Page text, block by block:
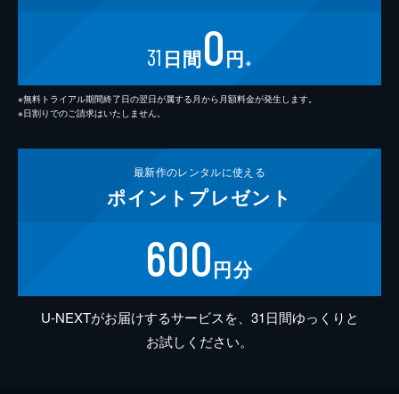
31 日間0円 ※
※無料トライアル期間終了日の翌日が属する月から月額料金が発生します。
※日割りでのご請求はいたしません。
最新作のレンタルに使える
ポイント プレゼント
600円分
U-NEXTがお届けするサービスを、31日間ゆっくりと
お試しください。